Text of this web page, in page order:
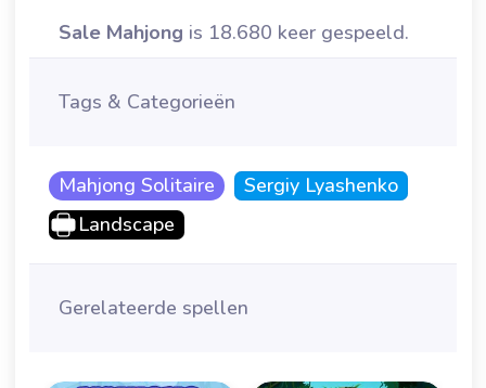
Sale Mahjong is 18.680 keer gespeeld.
Tags & Categorieën
Mahjong Solitaire
Sergiy Lyashenko
Landscape
Gerelateerde spellen